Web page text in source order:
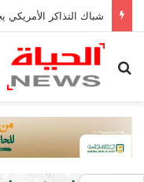
شباك التذاكر الأمريكي
بحث عن